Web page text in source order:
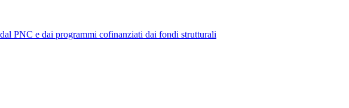
PNC e dai programmi cofinanziati dai fondi strutturali